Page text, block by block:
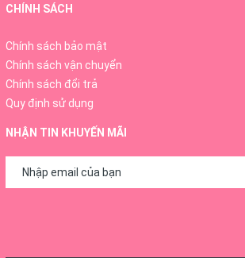
CHÍNH SÁCH
Chính sách bảo mật
Chính sách vận chuyển
Chính sách đổi trả
Quy định sử dụng
NHẬN TIN KHUYẾN MÃI